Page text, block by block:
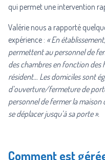
qui permet une intervention
Valérie nous a rapporté
expérience : « En
permettent au personnel de
des chambres en fonction des
résident… Les domiciles sont
d’ouverture/fermeture de
personnel de fermer la
se déplacer jusqu’à sa porte ».
Comment est